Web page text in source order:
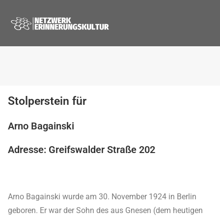
Stolperstein für
Arno Bagainski
Adresse: Greifswalder Straße 202
Arno Bagainski wurde am 30. November 1924 in Berlin
geboren. Er war der Sohn des aus Gnesen (dem heutigen